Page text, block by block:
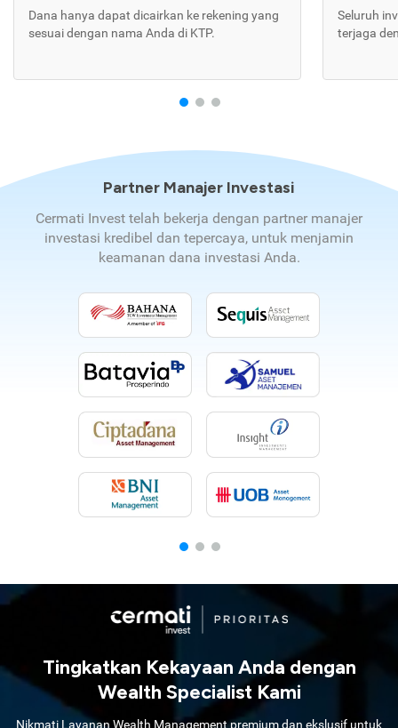
Dana hanya dapat dicairkan ke rekening yang
sesuai dengan nama Anda di KTP.
Seluruh
terjaga
Partner Manajer Investasi
Cermati Invest telah bekerja dengan partner manajer
investasi kredibel dan tepercaya, untuk menjamin
keamanan dana investasi Anda.
Tingkatkan Kekayaan Anda dengan
Wealth Specialist Kami
Nikmati Layanan Wealth Management premium dan ekslusif untuk